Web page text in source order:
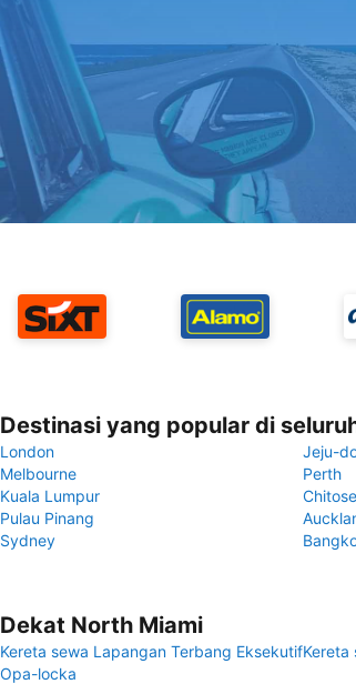
Destinasi yang popular di
London
Jeju-
Melbourne
Perth
Kuala Lumpur
Chitose
Pulau Pinang
Sydney
Dekat North Miami
Kereta sewa Lapangan Terbang Eksekutif
Opa-locka
Kereta